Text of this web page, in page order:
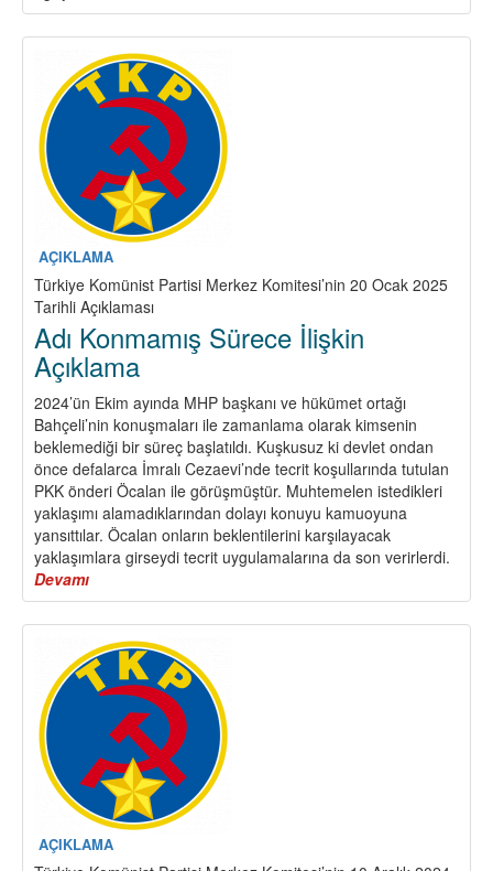
Onbeşler’e
Andımız:
İhaneti
Zaferle
Yanıtlayacağız!
Hedef:
Demokratik
Türkiye!
AÇIKLAMA
Türkiye Komünist Partisi Merkez Komitesi’nin 20 Ocak 2025
Tarihli Açıklaması
Adı Konmamış Sürece İlişkin
Açıklama
2024’ün Ekim ayında MHP başkanı ve hükümet ortağı
Bahçeli’nin konuşmaları ile zamanlama olarak kimsenin
beklemediği bir süreç başlatıldı. Kuşkusuz ki devlet ondan
önce defalarca İmralı Cezaevi’nde tecrit koşullarında tutulan
PKK önderi Öcalan ile görüşmüştür. Muhtemelen istedikleri
yaklaşımı alamadıklarından dolayı konuyu kamuoyuna
yansıttılar. Öcalan onların beklentilerini karşılayacak
yaklaşımlara girseydi tecrit uygulamalarına da son verirlerdi.
Devamı
Adı
Konmamış
Sürece
İlişkin
Açıklama
AÇIKLAMA